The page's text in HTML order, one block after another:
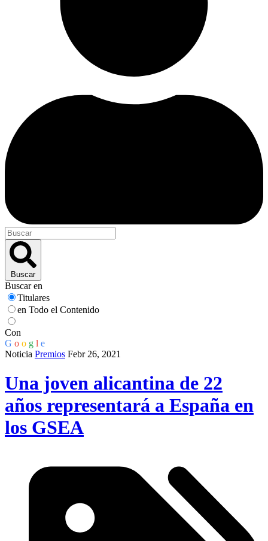
Buscar
Buscar en
Titulares
en Todo el Contenido
Con
G o o g l e
Noticia Premios Febr 26, 2021
Una joven alicantina de 22
años representará a España en
los GSEA